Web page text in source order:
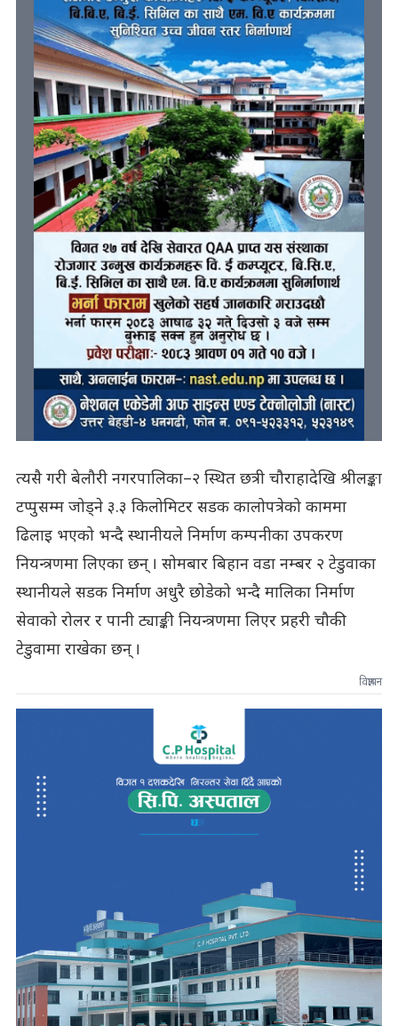
त्यसै गरी बेलौरी नगरपालिका–२ स्थित छत्री चौराहादेखि श्रीलङ्का
टप्पुसम्म जोड्ने ३.३ किलोमिटर सडक कालोपत्रेको काममा
ढिलाइ भएको भन्दै स्थानीयले निर्माण कम्पनीका उपकरण
नियन्त्रणमा लिएका छन् । सोमबार बिहान वडा नम्बर २ टेडुवाका
स्थानीयले सडक निर्माण अधुरै छोडेको भन्दै मालिका निर्माण
सेवाको रोलर र पानी ट्याङ्की नियन्त्रणमा लिएर प्रहरी चौकी
टेडुवामा राखेका छन् ।
विज्ञापन